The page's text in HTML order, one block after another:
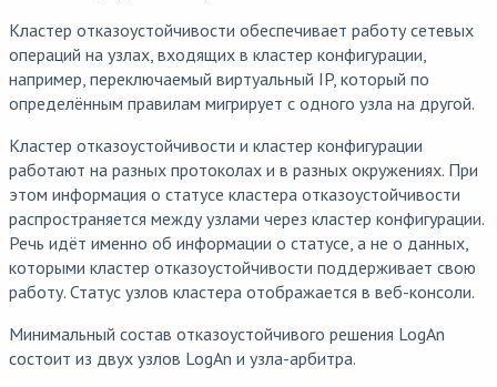
Кластер отказоустойчивости обеспечивает работу сетевых
операций на узлах, входящих в кластер конфигурации,
например, переключаемый виртуальный IP, который по
определённым правилам мигрирует с одного узла на другой.
Кластер отказоустойчивости и кластер конфигурации
работают на разных протоколах и в разных окружениях. При
этом информация о статусе кластера отказоустойчивости
распространяется между узлами через кластер конфигурации.
Речь идёт именно об информации о статусе, а не о данных,
которыми кластер отказоустойчивости поддерживает свою
работу. Статус узлов кластера отображается в веб-консоли.
Минимальный состав отказоустойчивого решения LogAn
состоит из двух узлов LogAn и узла-арбитра.